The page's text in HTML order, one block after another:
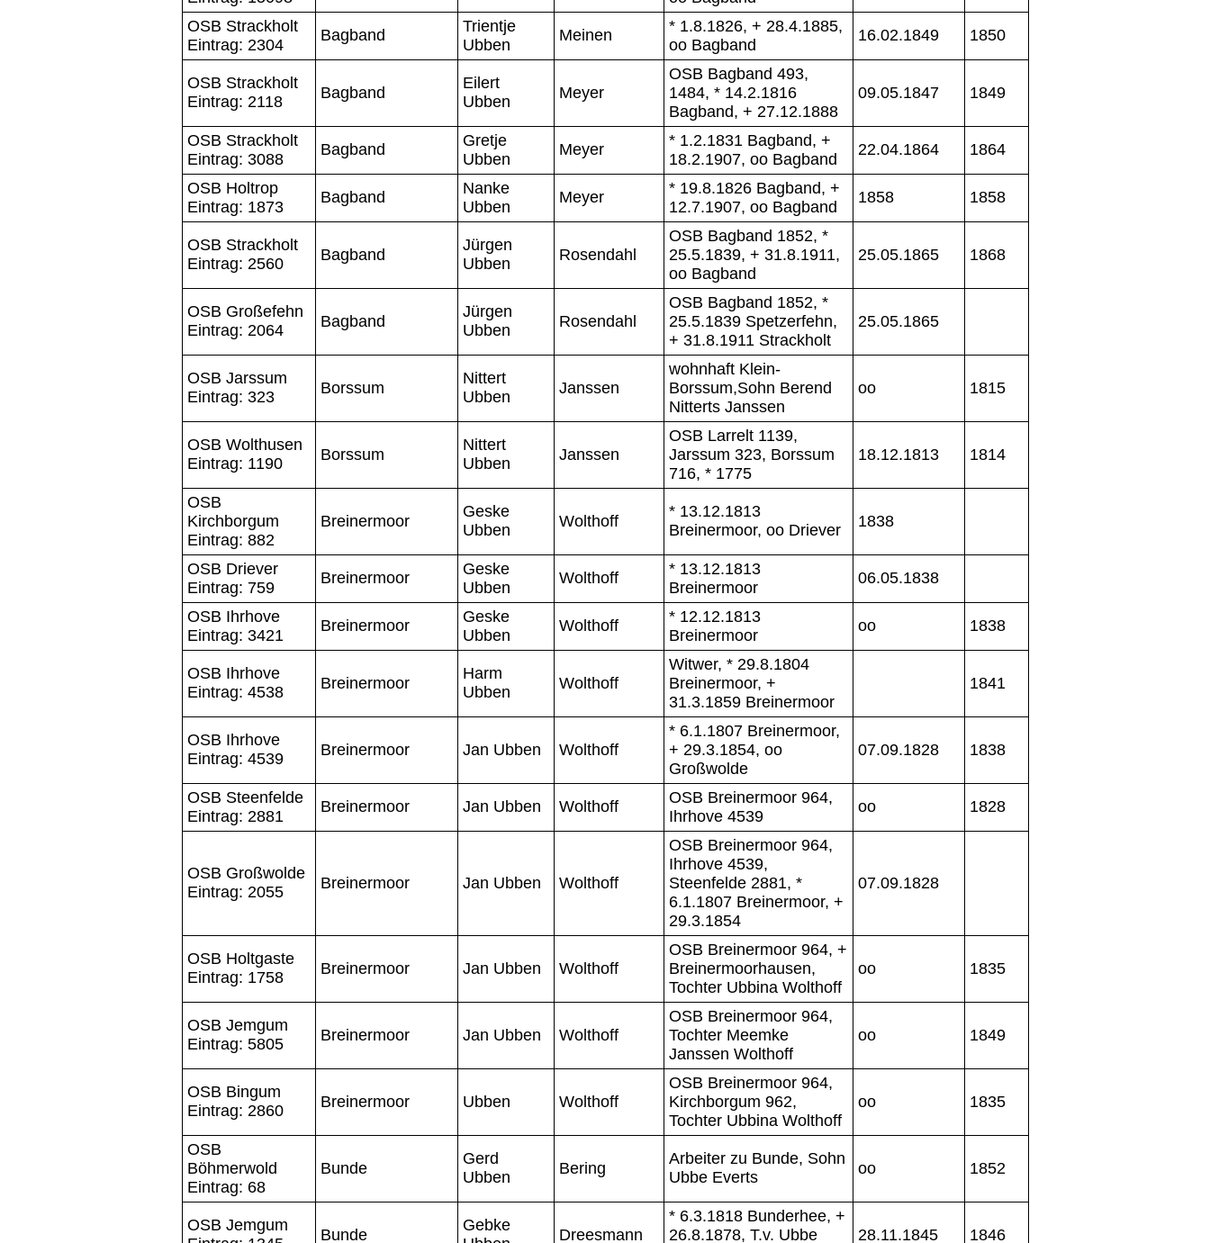
OSB Strackholt
Eintrag: 2304
Bagband
Trientje
Ubben
Meinen
* 1.8.1826, + 28.4.1885,
oo Bagband
16.02.1849 1850
OSB Strackholt
Eintrag: 2118
Bagband
Eilert
Ubben
Meyer
OSB Bagband 493,
1484, * 14.2.1816
Bagband, + 27.12.1888
09.05.1847 1849
OSB Strackholt
Eintrag: 3088
Bagband
Gretje
Ubben
Meyer
* 1.2.1831 Bagband, +
18.2.1907, oo Bagband
22.04.1864 1864
OSB Holtrop
Eintrag: 1873
Bagband
Nanke
Ubben
Meyer
* 19.8.1826 Bagband, +
12.7.1907, oo Bagband
1858 1858
OSB Strackholt
Eintrag: 2560
Bagband
Jürgen
Ubben
Rosendahl
OSB Bagband 1852, *
25.5.1839, + 31.8.1911,
oo Bagband
25.05.1865 1868
OSB Großefehn
Eintrag: 2064
Bagband
Jürgen
Ubben
Rosendahl
OSB Bagband 1852, *
25.5.1839 Spetzerfehn,
+ 31.8.1911 Strackholt
25.05.1865
OSB Jarssum
Eintrag: 323
Borssum
Nittert
Ubben
Janssen
wohnhaft Klein-
Borssum,Sohn Berend
Nitterts Janssen
oo 1815
OSB Wolthusen
Eintrag: 1190
Borssum
Nittert
Ubben
Janssen
OSB Larrelt 1139,
Jarssum 323, Borssum
716, * 1775
18.12.1813 1814
OSB
Kirchborgum
Eintrag: 882
Breinermoor
Geske
Ubben
Wolthoff
* 13.12.1813
Breinermoor, oo Driever
1838
OSB Driever
Eintrag: 759
Breinermoor
Geske
Ubben
Wolthoff
* 13.12.1813
Breinermoor
06.05.1838
OSB Ihrhove
Eintrag: 3421
Breinermoor
Geske
Ubben
Wolthoff
* 12.12.1813
Breinermoor
oo 1838
OSB Ihrhove
Eintrag: 4538
Breinermoor
Harm
Ubben
Wolthoff
Witwer, * 29.8.1804
Breinermoor, +
31.3.1859 Breinermoor
1841
OSB Ihrhove
Eintrag: 4539
Breinermoor Jan Ubben Wolthoff
* 6.1.1807 Breinermoor,
+ 29.3.1854, oo
Großwolde
07.09.1828 1838
OSB Steenfelde
Eintrag: 2881
Breinermoor Jan Ubben Wolthoff
OSB Breinermoor 964,
Ihrhove 4539
oo 1828
OSB Großwolde
Eintrag: 2055
Breinermoor Jan Ubben Wolthoff
OSB Breinermoor 964,
Ihrhove 4539,
Steenfelde 2881, *
6.1.1807 Breinermoor, +
29.3.1854
07.09.1828
OSB Holtgaste
Eintrag: 1758
Breinermoor Jan Ubben Wolthoff
OSB Breinermoor 964, +
Breinermoorhausen,
Tochter Ubbina Wolthoff
oo 1835
OSB Jemgum
Eintrag: 5805
Breinermoor Jan Ubben Wolthoff
OSB Breinermoor 964,
Tochter Meemke
Janssen Wolthoff
oo 1849
OSB Bingum
Eintrag: 2860
Breinermoor Ubben Wolthoff
OSB Breinermoor 964,
Kirchborgum 962,
Tochter Ubbina Wolthoff
oo 1835
OSB
Böhmerwold
Eintrag: 68
Bunde
Gerd
Ubben
Bering
Arbeiter zu Bunde, Sohn
Ubbe Everts
oo 1852
OSB Jemgum
Bunde
Gebke
Dreesmann
* 6.3.1818 Bunderhee, +
26.8.1878, T.v. Ubbe
28.11.1845 1846